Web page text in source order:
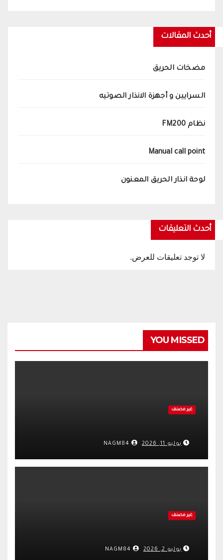
أحدث المقالات
مضخات الحريق
السرايين و أجهزة الانذار الصوتيه
نظام FM200
Manual call point
لوحة انذار الحريق المعنون
أحدث التعليقات
لا توجد تعليقات للعرض.
YOU MISSED
غير مصنف
يوليو 11, 2026
غير مصنف
يوليو 2, 2026